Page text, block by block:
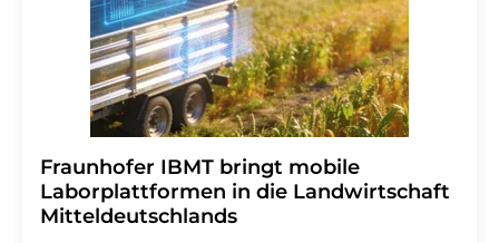
Fraunhofer IBMT bringt mobile
Laborplattformen in die Landwirtschaft
Mitteldeutschlands